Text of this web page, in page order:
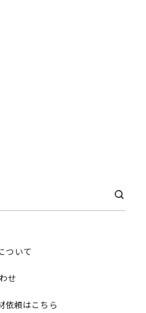
ついて
せ
依頼はこちら